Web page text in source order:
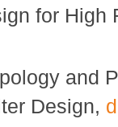
for High
and
Design,